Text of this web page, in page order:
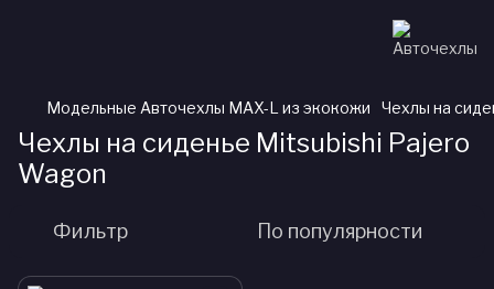
Модельные Авточехлы MAX-L из экокожи Чехлы на
Чехлы на сиденье Mitsubishi Pajero
Wagon
Фильтр По популярности